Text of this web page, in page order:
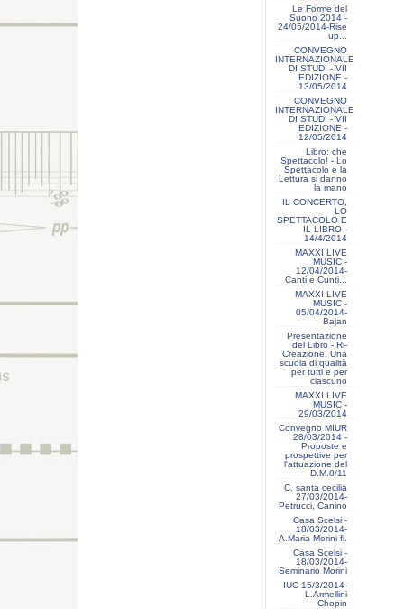
Le Forme del
Suono 2014 -
24/05/2014-Rise
up...
CONVEGNO
INTERNAZIONALE
DI STUDI - VII
EDIZIONE -
13/05/2014
CONVEGNO
INTERNAZIONALE
DI STUDI - VII
EDIZIONE -
12/05/2014
Libro: che
Spettacolo! - Lo
Spettacolo e la
Lettura si danno
la mano
IL CONCERTO,
LO
SPETTACOLO E
IL LIBRO -
14/4/2014
MAXXI LIVE
MUSIC -
12/04/2014-
Canti e Cunti...
MAXXI LIVE
MUSIC -
05/04/2014-
Bajan
Presentazione
del Libro - Ri-
Creazione. Una
scuola di qualità
per tutti e per
ciascuno
MAXXI LIVE
MUSIC -
29/03/2014
Convegno MIUR
28/03/2014 -
Proposte e
prospettive per
l'attuazione del
D.M.8/11
C. santa cecilia
27/03/2014-
Petrucci, Canino
Casa Scelsi -
18/03/2014-
A.Maria Morini fl.
Casa Scelsi -
18/03/2014-
Seminario Morini
IUC 15/3/2014-
L.Armellini
Chopin